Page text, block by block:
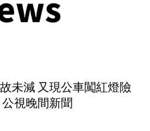
未減 又現公車闖紅燈險
公視晚間新聞